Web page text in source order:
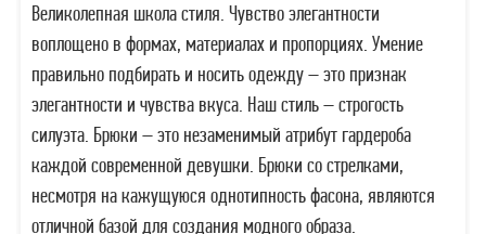
Великолепная школа стиля. Чувство элегантности
воплощено в формах, материалах и пропорциях. Умение
правильно подбирать и носить одежду – это признак
элегантности и чувства вкуса. Наш стиль – строгость
силуэта. Брюки – это незаменимый атрибут гардероба
каждой современной девушки. Брюки со стрелками,
несмотря на кажущуюся однотипность фасона, являются
отличной базой для создания модного образа.